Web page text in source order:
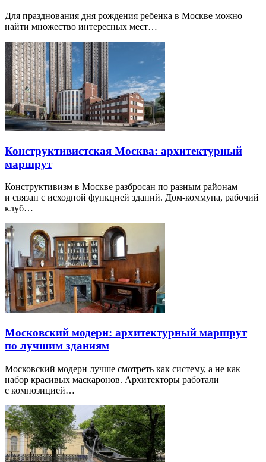
Для празднования дня рождения ребенка в Москве можно
найти множество интересных мест…
Конструктивистская Москва: архитектурный
маршрут
Конструктивизм в Москве разбросан по разным районам
и связан с исходной функцией зданий. Дом-коммуна, рабочий
клуб…
Московский модерн: архитектурный маршрут
по лучшим зданиям
Московский модерн лучше смотреть как систему, а не как
набор красивых маскаронов. Архитекторы работали
с композицией…